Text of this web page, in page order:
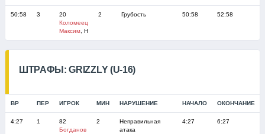
50:58 3
20
Коломеец
Максим, Н
2 Грубость 50:58 52:58
ШТРАФЫ: GRIZZLY (U-16)
ВР ПЕР ИГРОК МИН НАРУШЕНИЕ НАЧАЛО ОКОНЧАНИЕ
4:27 1
82
Богданов
2
Неправильная
атака
4:27 6:27